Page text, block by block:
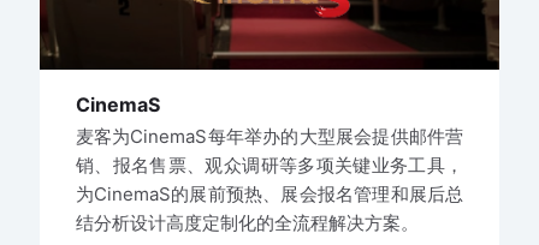
CinemaS
麦客为CinemaS每年举办的大型展会提供邮件营
销、报名售票、观众调研等多项关键业务工具，
为CinemaS的展前预热、展会报名管理和展后总
结分析设计高度定制化的全流程解决方案。